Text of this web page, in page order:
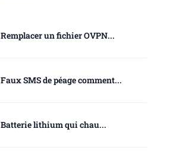
Remplacer un fichier OVPN...
Faux SMS de péage comment...
Batterie lithium qui chau...